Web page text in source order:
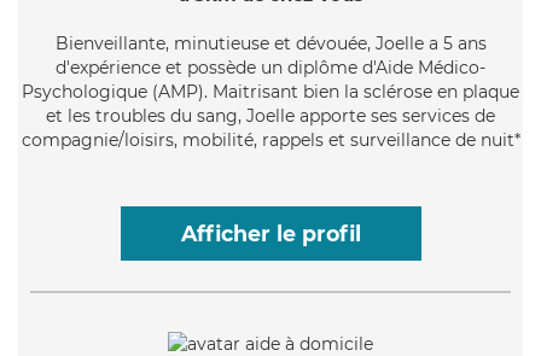
Bienveillante, minutieuse et dévouée, Joelle a 5 ans
d'expérience et possède un diplôme d'Aide Médico-
Psychologique (AMP). Maitrisant bien la sclérose en plaque
et les troubles du sang, Joelle apporte ses services de
compagnie/loisirs, mobilité, rappels et surveillance de nuit*
Afficher le profil